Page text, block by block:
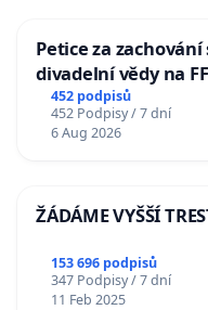
Petice za
divadelní vědy na
452 podpisů
452 Podpisy / 7 dní
6 Aug 2026
ŽÁDÁME VYŠŠÍ
153 696 podpisů
347 Podpisy / 7 dní
11 Feb 2025